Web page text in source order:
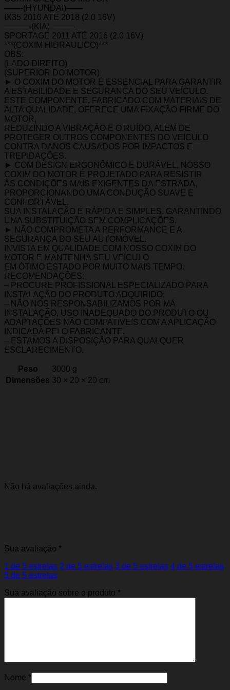
——-(HYUNDAI)——
IX35 2010 ATÉ 2018 (2.0 16V)
———-(KIA)———
SPORTAGE 2011 ATÉ 2016 (2.0 16V)
***(COXIM HIDRAULICO)***
OBS:
(LADO DIREITO)
(SUPERIOR DO MOTOR)
► O COXIM DO MOTOR É ESSENCIAL PARA GARANTIR
A ESTABILIDADE E SEGURANÇA DO SEU VEÍCULO.
ESTE COMPONENTE, FABRICADO COM MATERIAIS DE
ALTA QUALIDADE, OFERECE UMA FIXAÇÃO FIRME DO
MOTOR,
REDUZINDO A VIBRAÇÃO E O RUÍDO, ALÉM DE
PROTEGER OUTROS COMPONENTES DO VEÍCULO
CONTRA DANOS CAUSADOS POR IMPACTOS E
TREPIDAÇÕES.
► COM DESIGN ERGONÔMICO E DURÁVEL, NOSSO
COXIM DO MOTOR É PROJETADO PARA RESISTIR
ÀS CONDIÇÕES MAIS EXIGENTES DA ESTRADA,
PROPORCIONANDO UMA CONDUÇÃO SUAVE E
CONFORTÁVEL.
SUA INSTALAÇÃO É RÁPIDA E SIMPLES, GARANTINDO
UMA SUBSTITUIÇÃO SEM COMPLICAÇÕES.
► NÃO COMPROMETA A PERFORMANCE E A
SEGURANÇA DO SEU AUTOMÓVEL.
INVISTA EM QUALIDADE COM NOSSO COXIM DO
MOTOR E MANTENHA SEU VEÍCULO
EM ÓTIMO ESTADO POR MUITO MAIS TEMPO.
RECOMENDAÇÕES:
– PROCURE PROFISSIONAL ESPECIALIZADO PARA
INSTALAÇÃO DO PRODUTO ADQUIRIDO;
– NÃO NOS RESPONSABILIZAMOS POR MÁ
INSTALAÇÃO, USO INADEQUADO DO PRODUTO OU
ADAPTAÇÕES NÃO COMPATÍVEIS COM A APLICAÇÃO
INDICADA PELO FABRICANTE.
– ESTAMOS A DISPOSIÇÃO PARA QUALQUER
ESCLARECIMENTO.
Peso
3000 g
Dimensões 30 × 20 × 20 cm
Não há avaliações ainda.
Sua avaliação *
1 de 5 estrelas 2 de 5 estrelas 3 de 5 estrelas 4 de 5 estrelas
5 de 5 estrelas
Sua avaliação sobre o produto *
Nome *